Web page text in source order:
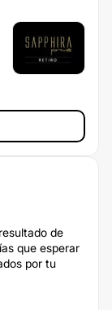
de
que esperar
por tu